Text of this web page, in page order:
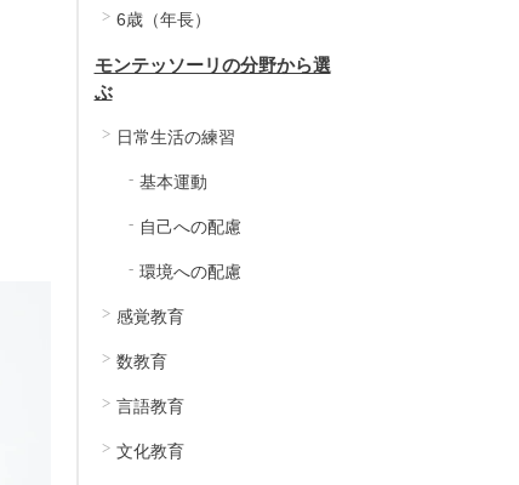
6歳（年長）
モンテッソーリの分野から選
ぶ
日常生活の練習
基本運動
自己への配慮
環境への配慮
感覚教育
数教育
言語教育
文化教育